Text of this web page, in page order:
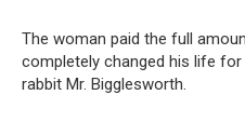
The woman paid the full
completely changed his life
rabbit Mr. Bigglesworth.